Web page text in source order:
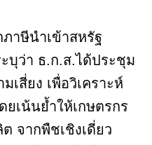
าษีนำเข้าสหรัฐ
บุว่า ธ.ก.ส.ได้ประชุม
เสี่ยง เพื่อวิเคราะห์
เน้นย้ำให้เกษตรกร
จากพืชเชิงเดี่ยว